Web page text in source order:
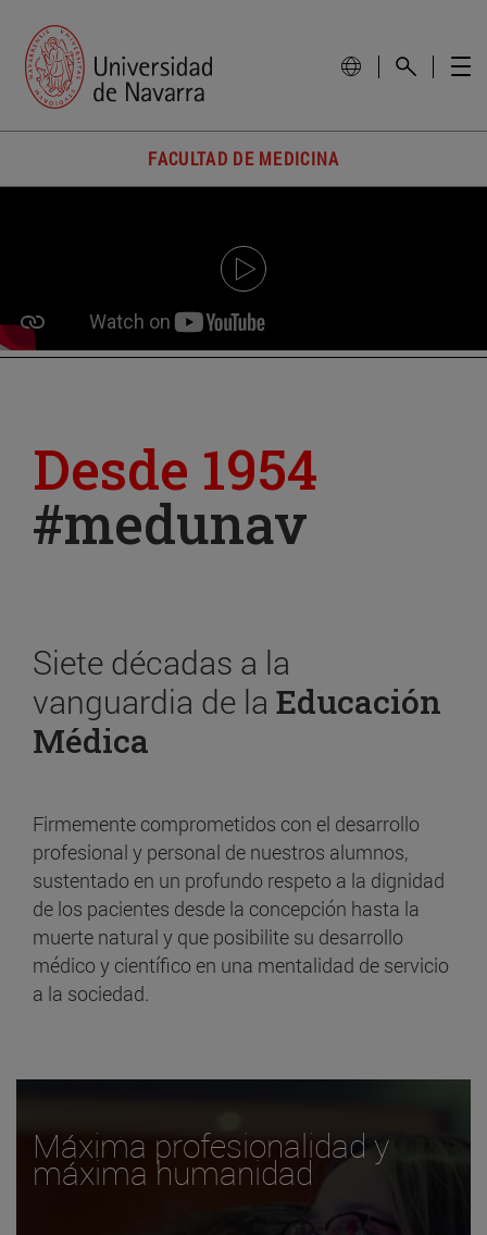
FACULTAD DE MEDICINA
Desde 1954
#medunav
Siete décadas a la
vanguardia de la Educación
Médica
Firmemente comprometidos con el desarrollo
profesional y personal de nuestros alumnos,
sustentado en un profundo respeto a la dignidad
de los pacientes desde la concepción hasta la
muerte natural y que posibilite su desarrollo
médico y científico en una mentalidad de servicio
a la sociedad.
Máxima profesionalidad y
máxima humanidad